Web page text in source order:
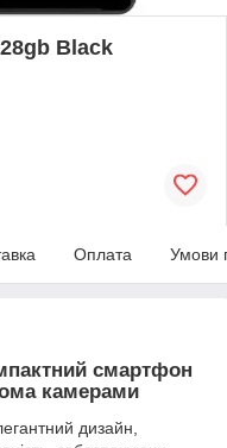
Black
Оплата Умови
смартфон
камерами
дизайн,